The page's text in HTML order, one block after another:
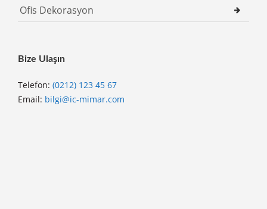
Ofis Dekorasyon
Bize Ulaşın
Telefon: (0212) 123 45 67
Email: bilgi@ic-mimar.com